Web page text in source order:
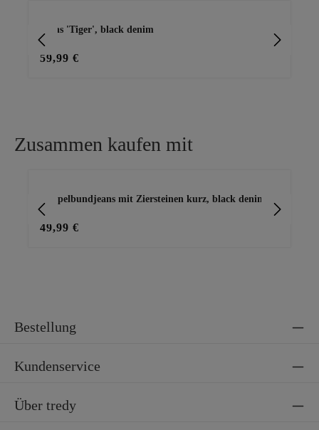
Jeans 'Tiger', black denim
59,99 €
Zusammen kaufen mit
Doppelbundjeans mit Ziersteinen kurz, black denim
49,99 €
Bestellung
Kundenservice
Über tredy